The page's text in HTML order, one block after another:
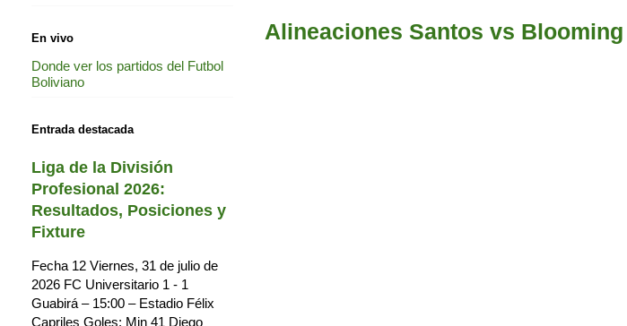
Alineaciones Santos vs Blooming
En vivo
Donde ver los partidos del Futbol
Boliviano
Entrada destacada
Liga de la División
Profesional 2026:
Resultados, Posiciones y
Fixture
Fecha 12 Viernes, 31 de julio de
2026 FC Universitario 1 - 1
Guabirá – 15:00 – Estadio Félix
Capriles Goles: Min 41 Diego